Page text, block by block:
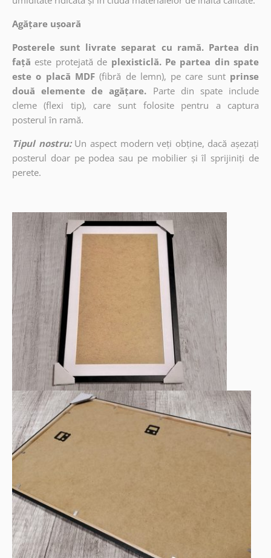
Agățare ușoară
Posterele sunt livrate separat cu ramă. Partea din
față este protejată de plexisticlă. Pe partea din spate
este o placă MDF (fibră de lemn), pe care sunt prinse
două elemente de agățare. Parte din spate include
cleme (flexi tip), care sunt folosite pentru a captura
posterul în ramă.
Tipul nostru: Un aspect modern veți obține, dacă așezați
posterul doar pe podea sau pe mobilier și îl sprijiniți de
perete.